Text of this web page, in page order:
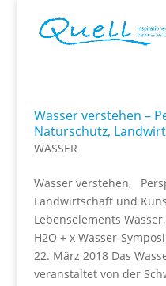
Wasser verstehen –
Naturschutz,
WASSER
Wasser verstehen,
Landwirtschaft und
Lebenselements
H2O + x Wasser-
22. März 2018 Das
veranstaltet von der